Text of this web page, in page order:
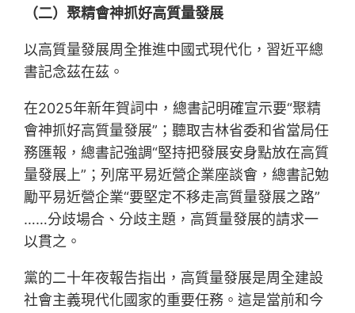
（二）聚精會神抓好高質量發展
以高質量發展周全推進中國式現代化，習近平總
書記念茲在茲。
在2025年新年賀詞中，總書記明確宣示要“聚精
會神抓好高質量發展”；聽取吉林省委和省當局任
務匯報，總書記強調“堅持把發展安身點放在高質
量發展上”；列席平易近營企業座談會，總書記勉
勵平易近營企業“要堅定不移走高質量發展之路”
……分歧場合、分歧主題，高質量發展的請求一
以貫之。
黨的二十年夜報告指出，高質量發展是周全建設
社會主義現代化國家的重要任務。這是當前和今